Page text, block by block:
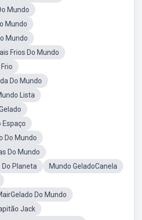
Mundo
Mundo
Mundo
Frios Do Mundo
Do Mundo
Lista
Espaço
Do Mundo
Do Mundo
Do Planeta
Mundo GeladoCanela
Do Mundo
Jack